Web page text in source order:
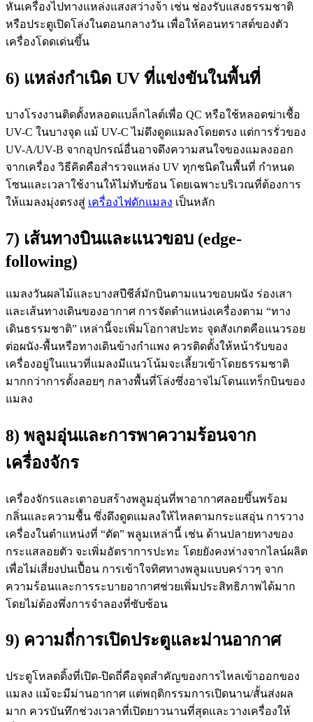
หันเครื่องไปทางแหล่งแสงสว่างจ้า เช่น ช่องรับแสงธรรมชาติ
หรือประตูเปิดโล่งในตอนกลางวัน เพื่อให้คอนทราสต์ของตัว
เครื่องโดดเด่นขึ้น
6) แหล่งกำเนิด UV ที่แข่งขันในพื้นที่
บางโรงงานติดตั้งหลอดแบล็กไลต์เพื่อ QC หรือใช้หลอดฆ่าเชื้อ
UV-C ในบางจุด แม้ UV-C ไม่ดึงดูดแมลงโดยตรง แต่การรั่วของ
UV-A/UV-B จากอุปกรณ์อื่นอาจดึงความสนใจของแมลงออก
จากเครื่อง วิธีคิดคือสำรวจแหล่ง UV ทุกชนิดในพื้นที่ กำหนด
โซนและเวลาใช้งานให้ไม่ทับซ้อน โดยเฉพาะบริเวณที่ต้องการ
ให้แมลงมุ่งตรงสู่ เครื่องไฟดักแมลง เป็นหลัก
7) เส้นทางบินและแนวขอบ (edge-
following)
แมลงวันผลไม้และบางสปีชีส์มักบินตามแนวขอบผนัง ร่องเสา
และเส้นทางเดินของอากาศ การจัดตำแหน่งเครื่องตาม “ทาง
เดินธรรมชาติ” เหล่านี้จะเพิ่มโอกาสปะทะ จุดสังเกตคือแนวรอย
ต่อผนัง-พื้นหรือทางเดินข้างกำแพง ควรติดตั้งให้หน้ารับของ
เครื่องอยู่ในแนวที่แมลงมีแนวโน้มจะเลี้ยวเข้าโดยธรรมชาติ
มากกว่าการตั้งลอยๆ กลางพื้นที่โล่งซึ่งอาจไม่โดนแทร็กบินของ
แมลง
8) พลูมอุ่นและการพาความร้อนจาก
เครื่องจักร
เครื่องจักรและเตาอบสร้างพลูมอุ่นที่พาอากาศลอยขึ้นพร้อม
กลิ่นและความชื้น ซึ่งดึงดูดแมลงให้ไหลตามกระแสอุ่น การวาง
เครื่องในตำแหน่งที่ “ตัด” พลูมเหล่านี้ เช่น ด้านปลายทางของ
กระแสลอยตัว จะเพิ่มอัตราการปะทะ โดยยังคงห่างจากไลน์ผลิต
เพื่อไม่เสี่ยงปนเปื้อน การเข้าใจทิศทางพลูมแบบคร่าวๆ จาก
ความร้อนและการระบายอากาศช่วยเพิ่มประสิทธิภาพได้มาก
โดยไม่ต้องพึ่งการจำลองที่ซับซ้อน
9) ความถี่การเปิดประตูและม่านอากาศ
ประตูโหลดดิ้งที่เปิด-ปิดถี่คือจุดสำคัญของการไหลเข้าออกของ
แมลง แม้จะมีม่านอากาศ แต่พฤติกรรมการเปิดนาน/สั้นส่งผล
มาก ควรบันทึกช่วงเวลาที่เปิดยาวนานที่สุดและวางเครื่องให้